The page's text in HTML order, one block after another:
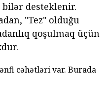
bilər desteklenir.
"Tez" olduğu
qoşulmaq üçün
cəhətləri var. Burada